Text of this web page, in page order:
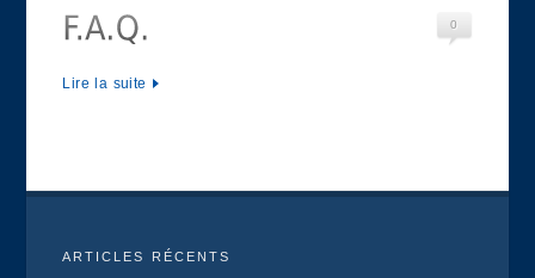
0
Lire la suite
ARTICLES RÉCENTS